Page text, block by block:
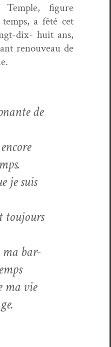
Tem­ple, fig­ure
a fêté cet
dix- huit ans,
renou­veau de
de
je suis
tou­jours
ma bar­
ma vie